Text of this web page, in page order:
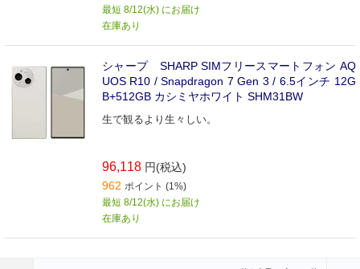
最短 8/12(水) にお届け
在庫あり
シャープ SHARP SIMフリースマートフォン AQ
UOS R10 / Snapdragon 7 Gen 3 / 6.5インチ 12G
B+512GB カシミヤホワイト SHM31BW
生で観るより生々しい。
96,118 円(税込)
962 ポイント (1%)
最短 8/12(水) にお届け
在庫あり